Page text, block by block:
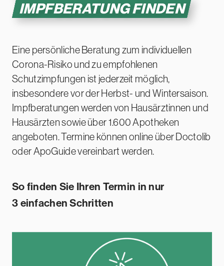
IMPFBERATUNGFINDEN
Eine persönliche Beratung zum individuellen
Corona-Risiko und zu empfohlenen
Schutzimpfungen ist jederzeit möglich,
insbesondere vor der Herbst- und Wintersaison.
Impfberatungen werden von Hausärztinnen und
Hausärzten sowie über 1.600 Apotheken
angeboten. Termine können online über Doctolib
oder ApoGuide vereinbart werden.
So finden Sie Ihren Termin in nur
3 einfachenSchritten